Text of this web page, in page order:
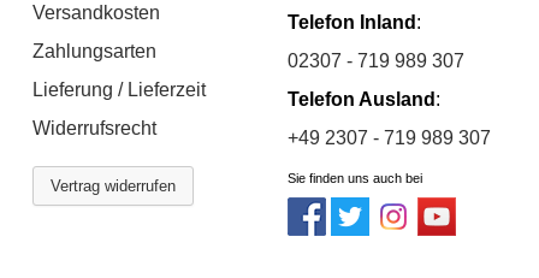
Versandkosten
Zahlungsarten
Lieferung / Lieferzeit
Widerrufsrecht
Vertrag widerrufen
Telefon Inland :
02307 - 719 989 307
Telefon Ausland :
+49 2307 - 719 989 307
Sie finden uns auch bei